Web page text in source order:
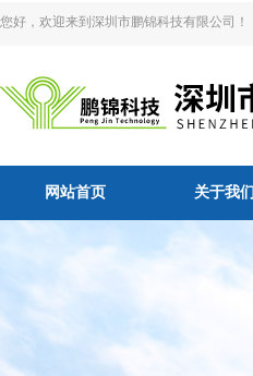
您好，欢迎来到深圳市鹏锦科技有限公司！
网站首页 关于我们